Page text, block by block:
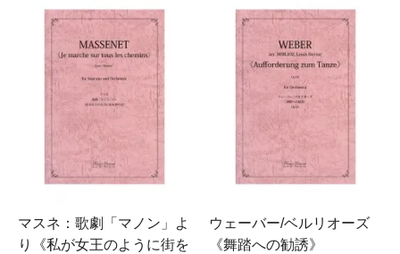
マスネ：歌劇「マノン」よ
り《私が女王のように街を
ウェーバー/ベルリオーズ
《舞踏への勧誘》